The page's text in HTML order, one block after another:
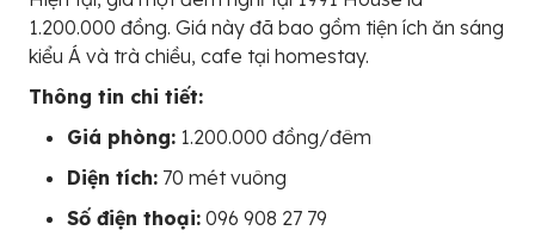
1.200.000 đồng. Giá này đã bao gồm tiện ích ăn sáng
kiểu Á và trà chiều, cafe tại homestay.
Thông tin chi tiết:
Giá phòng: 1.200.000 đồng/đêm
Diện tích: 70 mét vuông
Số điện thoại: 096 908 27 79